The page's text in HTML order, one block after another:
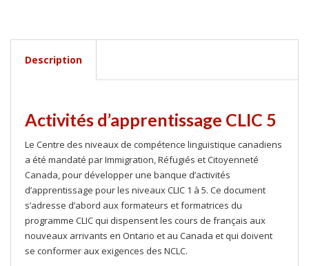
Description
Activités d’apprentissage CLIC 5
Le Centre des niveaux de compétence linguistique canadiens
a été mandaté parImmigration, Réfugiés et Citoyenneté
Canada, pour développer une banque d’activités
d’apprentissage pour les niveaux CLIC 1 à 5. Ce document
s’adresse d’abord aux formateurs et formatrices du
programme CLIC qui dispensent les cours de français aux
nouveaux arrivants en Ontario et au Canada et qui doivent
se conformer aux exigences des NCLC.